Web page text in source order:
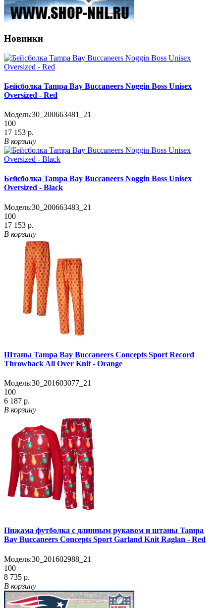
Новинки
Бейсболка Tampa Bay Buccaneers Noggin Boss Unisex
Oversized - Red
Модель:30_200663481_21
100
17 153 р.
В корзину
Бейсболка Tampa Bay Buccaneers Noggin Boss Unisex
Oversized - Black
Модель:30_200663483_21
100
17 153 р.
В корзину
Штаны Tampa Bay Buccaneers Concepts Sport Record
Throwback All Over Knit - Orange
Модель:30_201603077_21
100
6 187 р.
В корзину
Пижама футболка с длинным рукавом и штаны Tampa
Bay Buccaneers Concepts Sport Garland Knit Raglan - Red
Модель:30_201602988_21
100
8 735 р.
В корзину